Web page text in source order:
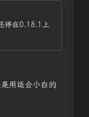
停在0.18.1上
用适合小白的